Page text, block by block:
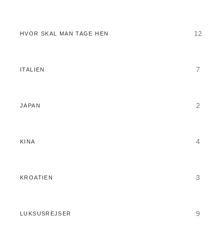
HVOR SKAL MAN TAGE HEN 12
ITALIEN 7
JAPAN 2
KINA 4
KROATIEN 3
LUKSUSREJSER 9